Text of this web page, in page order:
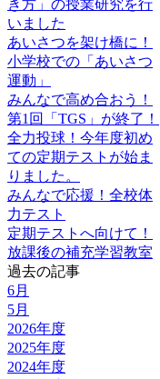
き方」の授業研究を行
いました
あいさつを架け橋に！
小学校での「あいさつ
運動」
みんなで高め合おう！
第1回「TGS」が終了！
全力投球！今年度初め
ての定期テストが始ま
りました。
みんなで応援！全校体
力テスト
定期テストへ向けて！
放課後の補充学習教室
過去の記事
6月
5月
2026年度
2025年度
2024年度